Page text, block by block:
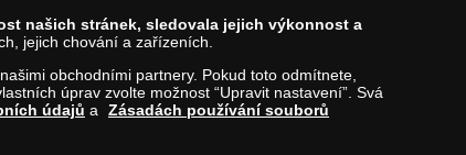
našich stránek, sledovala jejich výkonnost a
jejich chování a zařízeních.
obchodními partnery. Pokud toto odmítnete,
úprav zvolte možnost “Upravit nastavení”. Svá
údajů a
Zásadách používání souborů